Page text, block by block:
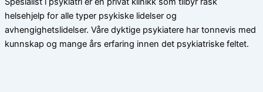
helsehjelp for alle typer psykiske lidelser og
avhengighetslidelser. Våre dyktige psykiatere har tonnevis med
kunnskap og mange års erfaring innen det psykiatriske feltet.